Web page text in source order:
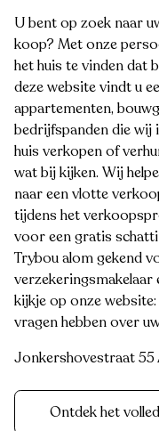
U bent op zoek naar
koop? Met onze
het huis te vinden dat
deze website vindt u
appartementen,
bedrijfspanden die wij
huis verkopen of
wat bij kijken. Wij
naar een vlotte
tijdens het
voor een gratis
Trybou alom gekend
kijkje op onze
vragen hebben over
Jonkershovestraat 55
Ontdek het